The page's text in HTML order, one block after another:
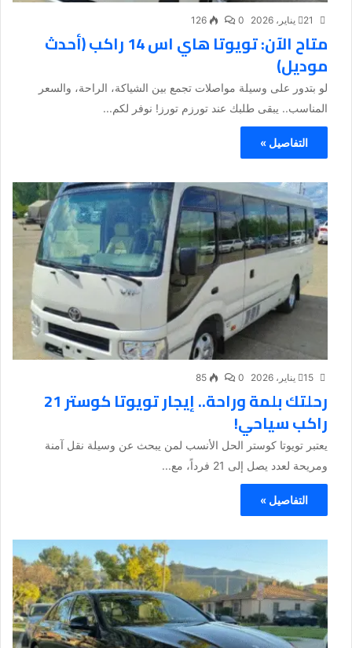
21 يناير، 2026 0
126
متاح الآن: تويوتا هاي اس 14 راكب (أحدث
موديل)
لو بتدور على وسيلة مواصلات تجمع بين الشياكة، الراحة، والسعر
المناسب.. يبقى طلبك عند تورزم تورز! نوفر لكم...
التفاصيل »
15 يناير، 2026 0
85
رحلتك بلمة وراحة.. إيجار تويوتا كوستر 21
راكب سياحي!
يعتبر تويوتا كوستر الحل الأنسب لمن يبحث عن وسيلة نقل آمنة
ومريحة لعدد يصل إلى 21 فرداً، مع...
التفاصيل »